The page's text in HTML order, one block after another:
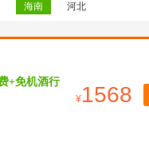
海南 河北
+免机酒行
1568